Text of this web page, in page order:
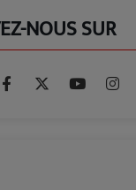
NOUS SUR